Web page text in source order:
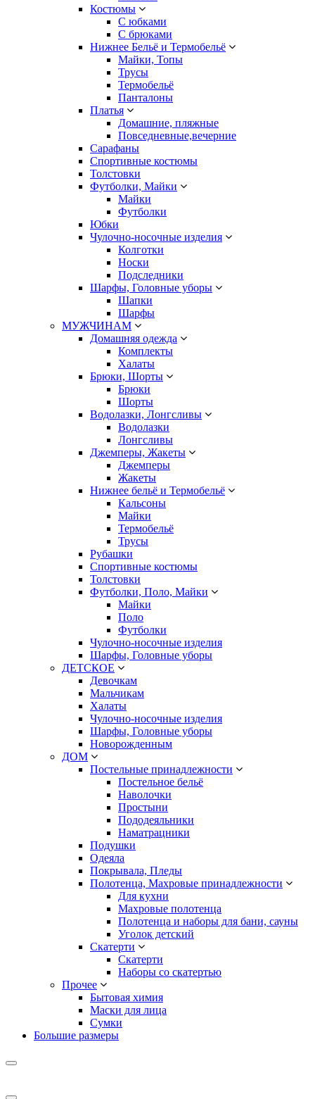
Костюмы
С юбками
С брюками
Нижнее Бельё и Термобельё
Майки, Топы
Трусы
Термобельё
Панталоны
Платья
Домашние, пляжные
Повседневные,вечерние
Сарафаны
Спортивные костюмы
Толстовки
Футболки, Майки
Майки
Футболки
Юбки
Чулочно-носочные изделия
Колготки
Носки
Подследники
Шарфы, Головные уборы
Шапки
Шарфы
МУЖЧИНАМ
Домашняя одежда
Комплекты
Халаты
Брюки, Шорты
Брюки
Шорты
Водолазки, Лонгсливы
Водолазки
Лонгсливы
Джемперы, Жакеты
Джемперы
Жакеты
Нижнее бельё и Термобельё
Кальсоны
Майки
Термобельё
Трусы
Рубашки
Спортивные костюмы
Толстовки
Футболки, Поло, Майки
Майки
Поло
Футболки
Чулочно-носочные изделия
Шарфы, Головные уборы
ДЕТСКОЕ
Девочкам
Мальчикам
Халаты
Чулочно-носочные изделия
Шарфы, Головные уборы
Новорожденным
ДОМ
Постельные принадлежности
Постельное бельё
Наволочки
Простыни
Пододеяльники
Наматрацники
Подушки
Одеяла
Покрывала, Пледы
Полотенца, Махровые принадлежности
Для кухни
Махровые полотенца
Полотенца и наборы для бани, сауны
Уголок детский
Скатерти
Скатерти
Наборы со скатертью
Прочее
Бытовая химия
Маски для лица
Сумки
Большие размеры